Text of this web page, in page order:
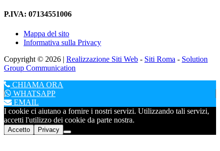
P.IVA: 07134551006
Mappa del sito
Informativa sulla Privacy
Copyright © 2026 | Realizzazione Siti Web - Siti Roma - Solution
Group Communication
CHIAMA ORA
WHATSAPP
EMAIL
I cookie ci aiutano a fornire i nostri servizi. Utilizzando tali servizi,
accetti l'utilizzo dei cookie da parte nostra.
Accetto Privacy